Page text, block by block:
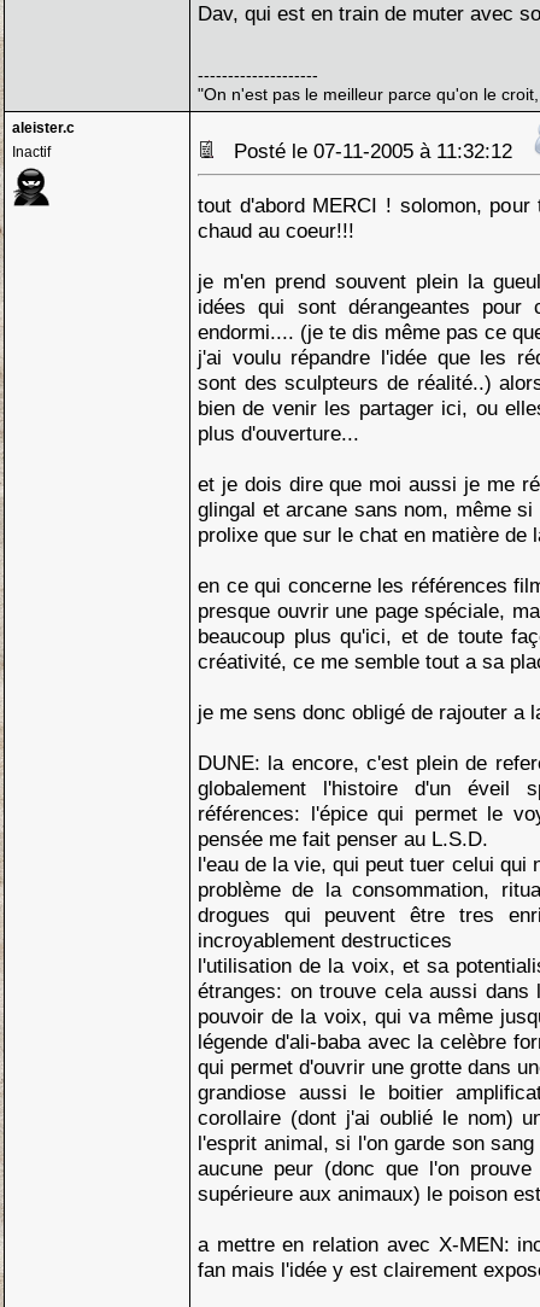
Dav, qui est en train de muter avec
--------------------
"On n'est pas le meilleur parce qu'on le
aleister.c
Inactif
Posté le 07-11-2005 à 11:32:12
tout d'abord MERCI ! solomon,
chaud au coeur!!!
je m'en prend souvent plein la
idées qui sont dérangeantes pour
endormi.... (je te dis même pas ce
j'ai voulu répandre l'idée que les
sont des sculpteurs de réalité..)
bien de venir les partager ici, ou
plus d'ouverture...
et je dois dire que moi aussi je me
glingal et arcane sans nom, même
prolixe que sur le chat en matière de
en ce qui concerne les références
presque ouvrir une page spéciale,
beaucoup plus qu'ici, et de toute
créativité, ce me semble tout a sa
je me sens donc obligé de rajouter a
DUNE: la encore, c'est plein de
globalement l'histoire d'un éveil
références: l'épice qui permet le
pensée me fait penser au L.S.D.
l'eau de la vie, qui peut tuer celui qui
problème de la consommation,
drogues qui peuvent être tres
incroyablement destructices
l'utilisation de la voix, et sa
étranges: on trouve cela aussi dans
pouvoir de la voix, qui va même
légende d'ali-baba avec la celèbre
qui permet d'ouvrir une grotte dans
grandiose aussi le boitier
corollaire (dont j'ai oublié le nom)
l'esprit animal, si l'on garde son
aucune peur (donc que l'on
supérieure aux animaux) le poison
a mettre en relation avec X-MEN:
fan mais l'idée y est clairement